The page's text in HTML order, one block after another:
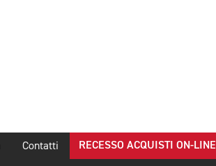
Contatti RECESSO ACQUISTI ON-LINE